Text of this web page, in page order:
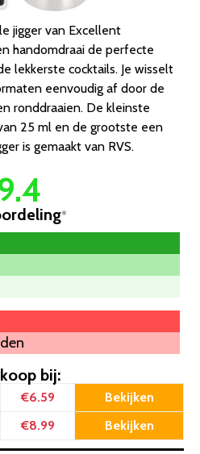
jigger van Excellent
handomdraai de perfecte
lekkerste cocktails. Je wisselt
eenvoudig af door de
ronddraaien. De kleinste
25 ml en de grootste een
is gemaakt van RVS.
*
bij:
€6.59 Bekijken
€8.99 Bekijken